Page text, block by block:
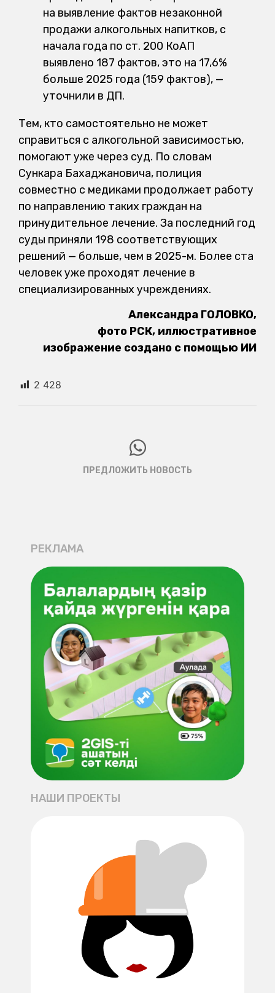
на выявление фактов незаконной
продажи алкогольных напитков, с
начала года по ст. 200 КоАП
выявлено 187 фактов, это на 17,6%
больше 2025 года (159 фактов), —
уточнили в ДП.
Тем, кто самостоятельно не может
справиться с алкогольной зависимостью,
помогают уже через суд. По словам
Сункара Бахаджановича, полиция
совместно с медиками продолжает работу
по направлению таких граждан на
принудительное лечение. За последний год
суды приняли 198 соответствующих
решений — больше, чем в 2025-м. Более ста
человек уже проходят лечение в
специализированных учреждениях.
Александра ГОЛОВКО,
фото РСК, иллюстративное
изображение создано с помощью ИИ
2 428
ПРЕДЛОЖИТЬ НОВОСТЬ
РЕКЛАМА
НАШИ ПРОЕКТЫ